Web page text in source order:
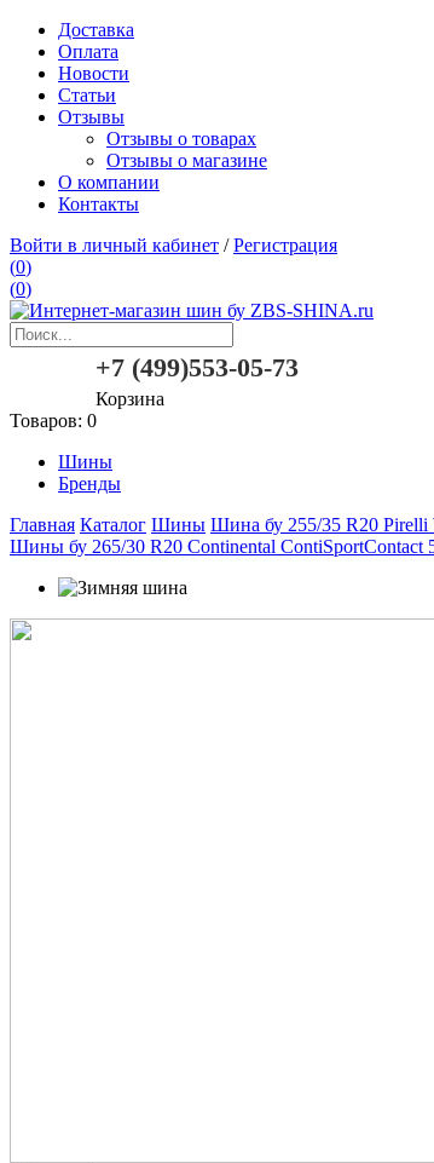
Доставка
Оплата
Новости
Статьи
Отзывы
Отзывы о товарах
Отзывы о магазине
О компании
Контакты
Войти в личный кабинет /Регистрация
(0)
(0)
+7 (499)553-05-73
Корзина
Товаров: 0
Шины
Бренды
Главная Каталог Шины Шина бу 255/35 R20 Pirelli
Шины бу 265/30 R20 Continental ContiSportContact